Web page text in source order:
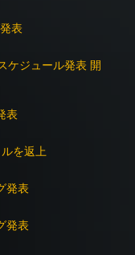
表
ケジュール発表 開
表
を返上
発表
発表